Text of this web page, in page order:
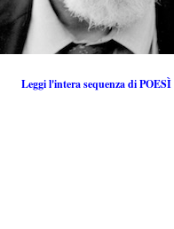
Leggi l'intera sequenza di POESÌ